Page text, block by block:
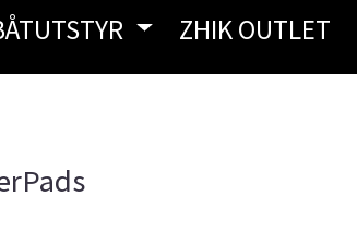
ZHIK OUTLET